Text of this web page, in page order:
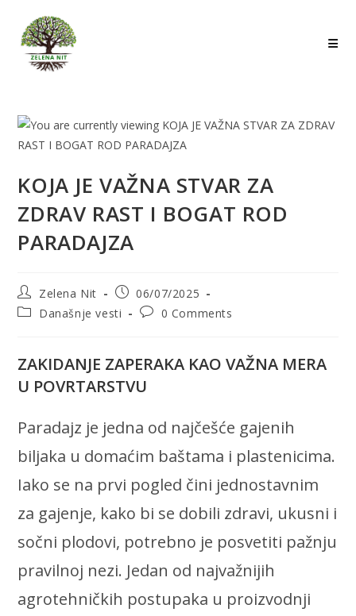
content
KOJA JE VAŽNA STVAR ZA
ZDRAV RAST I BOGAT ROD
PARADAJZA
Post
author:
Zelena Nit
Post
published:
06/07/2025
PostDanašnje vesti
Post0 Comments
ZAKIDANJE ZAPERAKA KAO VAŽNA MERA
U POVRTARSTVU
Paradajz je jedna od najčešće gajenih
biljaka u domaćim baštama i plastenicima.
Iako se na prvi pogled čini jednostavnim
za gajenje, kako bi se dobili zdravi, ukusni i
sočni plodovi, potrebno je posvetiti pažnju
pravilnoj nezi. Jedan od najvažnijih
agrotehničkih postupaka u proizvodnji